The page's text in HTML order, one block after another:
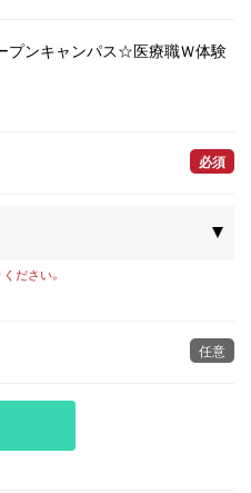
プンキャンパス☆医療職Ｗ体験
必須
ださい。
任意